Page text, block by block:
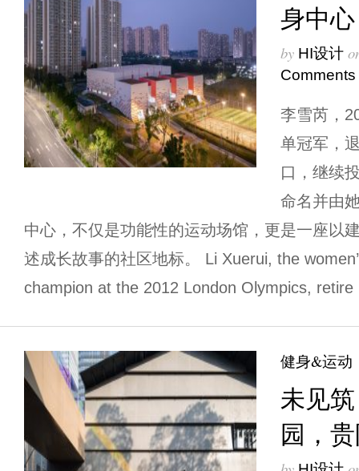
身中
by HI设计
Comments
李雪芮，
单冠军，
口，继续
命名并由
中心，不仅是功能性的运动场馆，更是一座以
述成长故事的社区地标。 Li Xuerui, the
champion at the 2012 London Olympics,
健身&运动
未见
园，